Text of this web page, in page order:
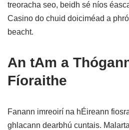
treoracha seo, beidh sé níos
Casino do chuid doiciméad a
beacht.
An tAm a
Fíoraithe
Fanann imreoirí na hÉireann
ghlacann dearbhú cuntais.